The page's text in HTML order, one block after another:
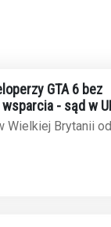
GTA 6 bez
- sąd w
Rockstar
Wielkiej Brytanii